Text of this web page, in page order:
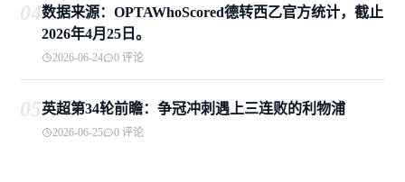
04数据来源：OPTAWhoScored德转西乙官方统计，截止
2026年4月25日。
2026-06-24 0 评论
05英超第34轮前瞻：争冠冲刺遇上三连败的利物浦
2026-06-25 0 评论